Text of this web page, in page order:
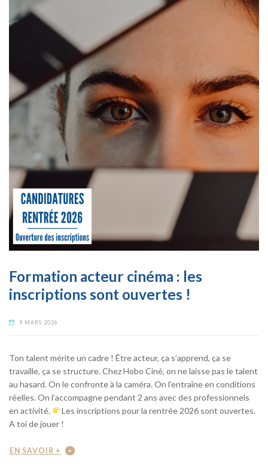
Formation acteur cinéma : les
inscriptions sont ouvertes !
9 MARS 2026
Ton talent mérite un cadre ! Être acteur, ça s’apprend, ça se
travaille, ça se structure. Chez Hobo Ciné, on ne laisse pas le talent
au hasard. On le confronte à la caméra. On l’entraîne en conditions
réelles. On l’accompagne pendant 2 ans avec des professionnels
en activité.
Les inscriptions pour la rentrée 2026 sont ouvertes.
A toi de jouer !
EN SAVOIR +